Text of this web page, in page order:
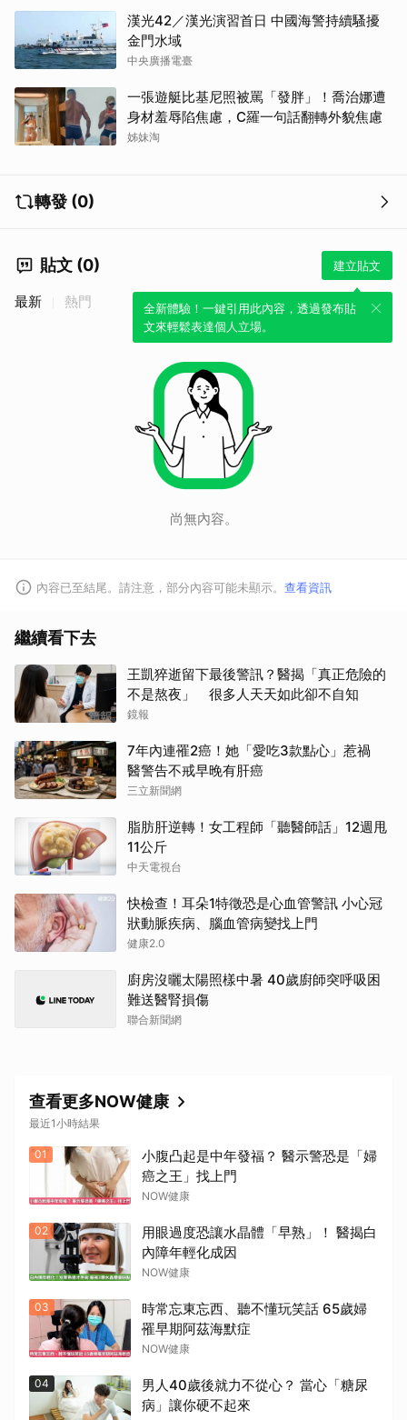
漢光42／漢光演習首日 中國海警持續騷擾
金門水域
中央廣播電臺
一張遊艇比基尼照被罵「發胖」！喬治娜遭
身材羞辱陷焦慮，C羅一句話翻轉外貌焦慮
姊妹淘
轉發 (0)
貼文 (0) 建立貼文
全新體驗！一鍵引用此內容，透過發布貼
文來輕鬆表達個人立場。
最新 熱門
尚無內容。
內容已至結尾。請注意，部分內容可能未顯示。 查看資訊
繼續看下去
王凱猝逝留下最後警訊？醫揭「真正危險的
不是熬夜」 很多人天天如此卻不自知
鏡報
7年內連罹2癌！她「愛吃3款點心」惹禍
醫警告不戒早晚有肝癌
三立新聞網
脂肪肝逆轉！女工程師「聽醫師話」12週甩
11公斤
中天電視台
快檢查！耳朵1特徵恐是心血管警訊 小心冠
狀動脈疾病、腦血管病變找上門
健康2.0
廚房沒曬太陽照樣中暑 40歲廚師突呼吸困
難送醫腎損傷
聯合新聞網
查看更多NOW健康
最近1小時結果
01
小腹凸起是中年發福？ 醫示警恐是「婦
癌之王」找上門
NOW健康
02
用眼過度恐讓水晶體「早熟」！ 醫揭白
內障年輕化成因
NOW健康
03
時常忘東忘西、聽不懂玩笑話 65歲婦
罹早期阿茲海默症
NOW健康
04
男人40歲後就力不從心？ 當心「糖尿
病」讓你硬不起來